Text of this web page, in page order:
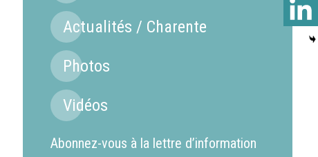
Actualités / Charente
Photos
Vidéos
Abonnez-vous à la lettre d’information